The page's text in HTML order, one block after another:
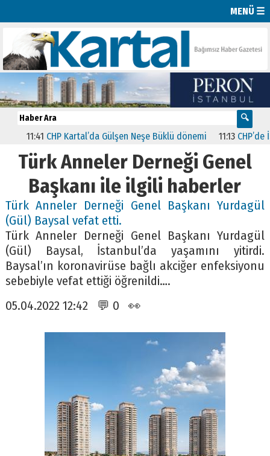
MENÜ ☰
11:41 CHP Kartal’da Gülşen Neşe Büklü dönemi 11:13 CHP’de
Türk Anneler Derneği Genel
Başkanı ile ilgili haberler
Türk Anneler Derneği Genel Başkanı Yurdagül
(Gül) Baysal vefat etti.
Türk Anneler Derneği Genel Başkanı Yurdagül
(Gül) Baysal, İstanbul’da yaşamını yitirdi.
Baysal’ın koronavirüse bağlı akciğer enfeksiyonu
sebebiyle vefat ettiği öğrenildi….
05.04.2022 12:42 💬 0 👀